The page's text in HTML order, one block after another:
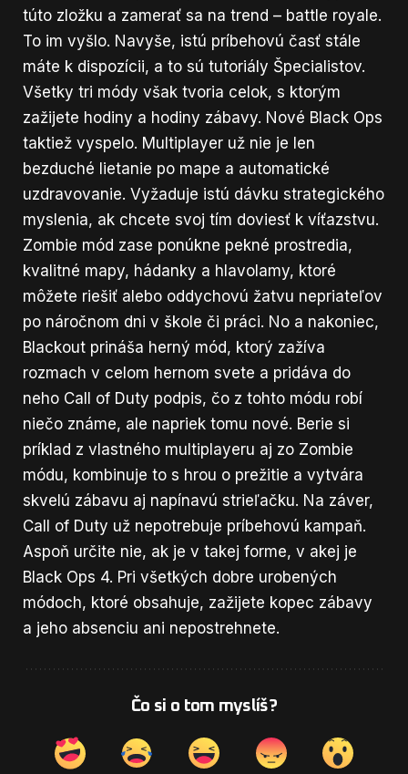
túto zložku a zamerať sa na trend – battle royale.
To im vyšlo. Navyše, istú príbehovú časť stále
máte k dispozícii, a to sú tutoriály Špecialistov.
Všetky tri módy však tvoria celok, s ktorým
zažijete hodiny a hodiny zábavy. Nové Black Ops
taktiež vyspelo. Multiplayer už nie je len
bezduché lietanie po mape a automatické
uzdravovanie. Vyžaduje istú dávku strategického
myslenia, ak chcete svoj tím doviesť k víťazstvu.
Zombie mód zase ponúkne pekné prostredia,
kvalitné mapy, hádanky a hlavolamy, ktoré
môžete riešiť alebo oddychovú žatvu nepriateľov
po náročnom dni v škole či práci. No a nakoniec,
Blackout prináša herný mód, ktorý zažíva
rozmach v celom hernom svete a pridáva do
neho Call of Duty podpis, čo z tohto módu robí
niečo známe, ale napriek tomu nové. Berie si
príklad z vlastného multiplayeru aj zo Zombie
módu, kombinuje to s hrou o prežitie a vytvára
skvelú zábavu aj napínavú strieľačku. Na záver,
Call of Duty už nepotrebuje príbehovú kampaň.
Aspoň určite nie, ak je v takej forme, v akej je
Black Ops 4. Pri všetkých dobre urobených
módoch, ktoré obsahuje, zažijete kopec zábavy
a jeho absenciu ani nepostrehnete.
Čo si o tom myslíš?